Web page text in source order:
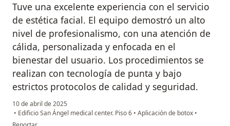
Tuve una excelente experiencia con el servicio
de estética facial. El equipo demostró un alto
nivel de profesionalismo, con una atención de
cálida, personalizada y enfocada en el
bienestar del usuario. Los procedimientos se
realizan con tecnología de punta y bajo
estrictos protocolos de calidad y seguridad.
10 de abril de 2025
• Edificio San Ángel medical center. Piso 6 • Aplicación de botox •
en opinión del usuario AN